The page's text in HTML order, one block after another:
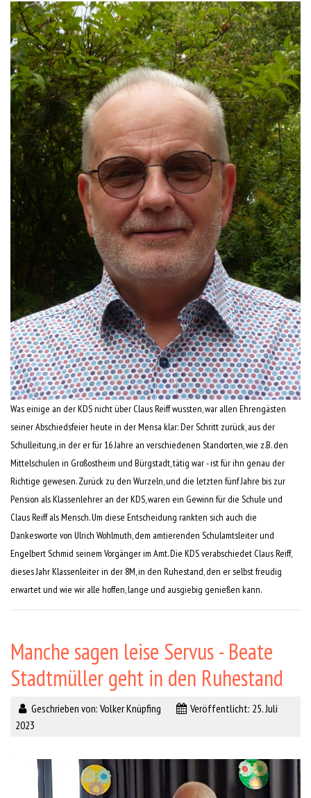
Was einige an der KDS nicht über Claus Reiff wussten, war allen Ehrengästen
seiner Abschiedsfeier heute in der Mensa klar: Der Schritt zurück, aus der
Schulleitung, in der er für 16 Jahre an verschiedenen Standorten, wie z.B. den
Mittelschulen in Großostheim und Bürgstadt, tätig war - ist für ihn genau der
Richtige gewesen. Zurück zu den Wurzeln, und die letzten fünf Jahre bis zur
Pension als Klassenlehrer an der KDS, waren ein Gewinn für die Schule und
Claus Reiff als Mensch. Um diese Entscheidung rankten sich auch die
Dankesworte von Ulrich Wohlmuth, dem amtierenden Schulamtsleiter und
Engelbert Schmid seinem Vorgänger im Amt. Die KDS verabschiedet Claus Reiff,
dieses Jahr Klassenleiter in der 8M, in den Ruhestand, den er selbst freudig
erwartet und wie wir alle hoffen, lange und ausgiebig genießen kann.
Manche sagen leise Servus - Beate
Stadtmüller geht in den Ruhestand
Geschrieben von: Volker Knüpfing
Veröffentlicht: 25. Juli
2023